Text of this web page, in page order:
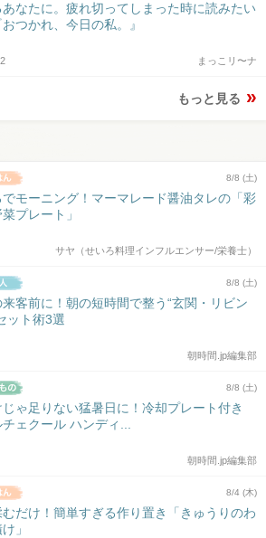
なたに。疲れ切ってしまった時に読みたい
つかれ、今日の私。』
まっこリ〜ナ
もっと見る
8/8 (土)
モーニング！マーマレード醤油タレの「彩
プレート」
サヤ（せいろ料理インフルエンサー/栄養士）
8/8 (土)
来客前に！朝の短時間で整う“玄関・リビン
ット術3選
朝時間.jp編集部
8/8 (土)
じゃ足りない猛暑日に！冷却プレート付き
チェクール ハンディ...
朝時間.jp編集部
8/4 (木)
だけ！簡単すぎる作り置き「きゅうりのわ
」